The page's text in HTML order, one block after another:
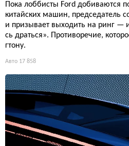
Пока лоббисты Ford добиваются
китайских машин, председатель
и призывает выходить на ринг —
сь драться». Противоречие,
гтону.
Авто 17 858